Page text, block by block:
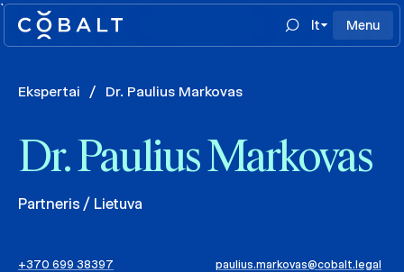
`
lt
Menu
Ekspertai / Dr. Paulius Markovas
Dr. Paulius Markovas
Partneris / Lietuva
+370 699 38397
paulius.markovas@cobalt.legal